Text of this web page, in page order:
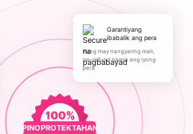
PINOPROTEKTAHAN
Garantiyang
ibabalik ang pera
Kung may nangyaring mali,
ire-refund namin ang iyong
pera